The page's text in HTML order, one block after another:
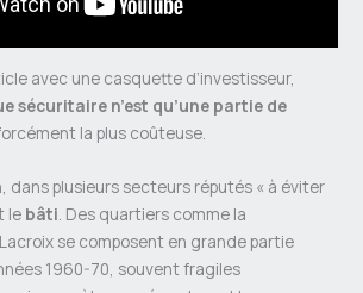
avec une casquette d’investisseur,
sécuritaire n’est qu’une partie de
la plus coûteuse.
dans plusieurs secteurs réputés « à éviter
le bâti. Des quartiers comme la
Lacroix se composent en grande partie
1960-70, souvent fragiles